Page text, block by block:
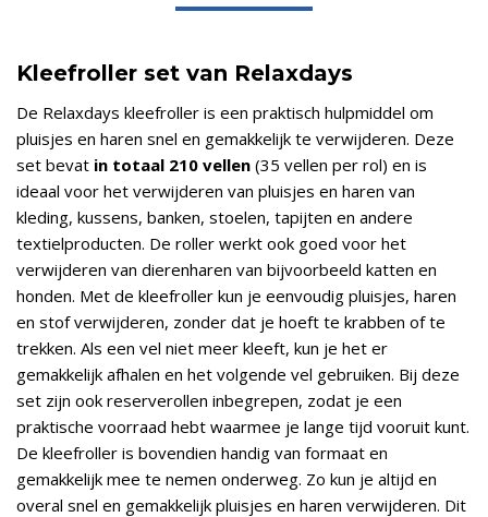
Kleefroller set van Relaxdays
De Relaxdays kleefroller is een praktisch hulpmiddel om
pluisjes en haren snel en gemakkelijk te verwijderen. Deze
set bevat in totaal 210 vellen (35 vellen per rol) en is
ideaal voor het verwijderen van pluisjes en haren van
kleding, kussens, banken, stoelen, tapijten en andere
textielproducten. De roller werkt ook goed voor het
verwijderen van dierenharen van bijvoorbeeld katten en
honden. Met de kleefroller kun je eenvoudig pluisjes, haren
en stof verwijderen, zonder dat je hoeft te krabben of te
trekken. Als een vel niet meer kleeft, kun je het er
gemakkelijk afhalen en het volgende vel gebruiken. Bij deze
set zijn ook reserverollen inbegrepen, zodat je een
praktische voorraad hebt waarmee je lange tijd vooruit kunt.
De kleefroller is bovendien handig van formaat en
gemakkelijk mee te nemen onderweg. Zo kun je altijd en
overal snel en gemakkelijk pluisjes en haren verwijderen. Dit